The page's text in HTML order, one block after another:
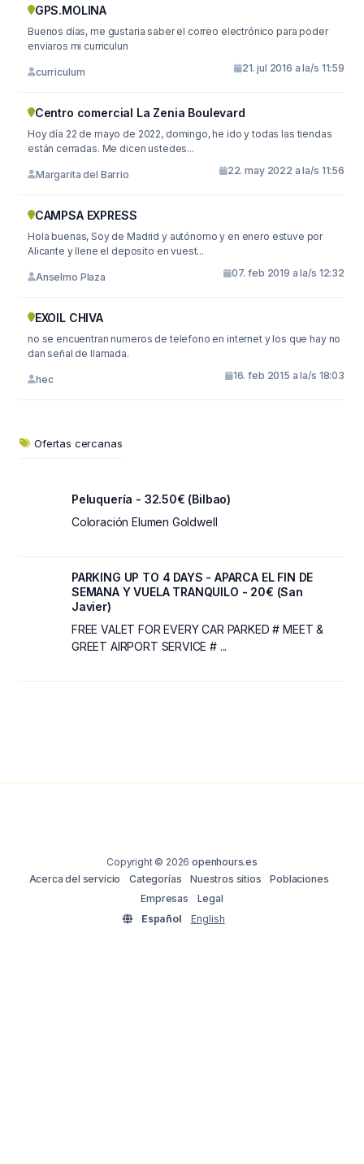
GPS.MOLINA
Buenos días, me gustaria saber el correo electrónico para poder
enviaros mi curriculun
curriculum 21. jul 2016 a la/s 11:59
Centro comercial La Zenia Boulevard
Hoy día 22 de mayo de 2022, domingo, he ido y todas las tiendas
están cerradas. Me dicen ustedes...
Margarita del Barrio 22. may 2022 a la/s 11:56
CAMPSA EXPRESS
Hola buenas, Soy de Madrid y autónomo y en enero estuve por
Alicante y llene el deposito en vuest...
Anselmo Plaza 07. feb 2019 a la/s 12:32
EXOIL CHIVA
no se encuentran numeros de telefono en internet y los que hay no
dan señal de llamada.
hec 16. feb 2015 a la/s 18:03
Ofertas cercanas
Peluquería - 32.50€ (Bilbao)
Coloración Elumen Goldwell
PARKING UP TO 4 DAYS - APARCA EL FIN DE
SEMANA Y VUELA TRANQUILO - 20€ (San
Javier)
FREE VALET FOR EVERY CAR PARKED # MEET &
GREET AIRPORT SERVICE # ...
Copyright © 2026openhours.es
Acerca del servicio
Categorías Nuestros sitios
Poblaciones
Empresas
Legal
Español
English